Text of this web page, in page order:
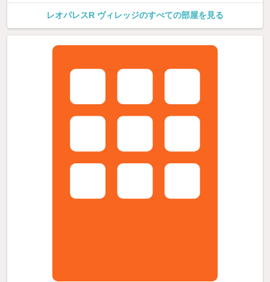
レオパレスR ヴィレッジのすべての部屋を見る